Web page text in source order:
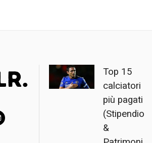
Top 15
calciatori
più pagati
(Stipendio
&